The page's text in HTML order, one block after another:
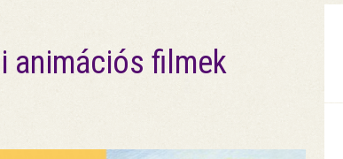
animációs filmek